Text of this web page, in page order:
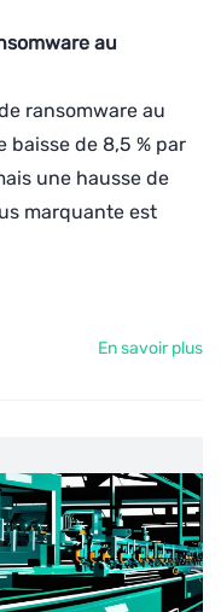
au
ransomware au
de 8,5 % par
une hausse de
marquante est
En savoir plus